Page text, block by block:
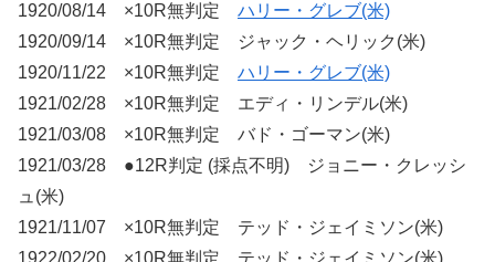
1920/08/14 ×10R無判定 ハリー・グレブ(米)
1920/09/14 ×10R無判定 ジャック・ヘリック(米)
1920/11/22 ×10R無判定 ハリー・グレブ(米)
1921/02/28 ×10R無判定 エディ・リンデル(米)
1921/03/08 ×10R無判定 バド・ゴーマン(米)
1921/03/28 ●12R判定 (採点不明) ジョニー・クレッシ
ュ(米)
1921/11/07 ×10R無判定 テッド・ジェイミソン(米)
1922/02/20 ×10R無判定 テッド・ジェイミソン(米)